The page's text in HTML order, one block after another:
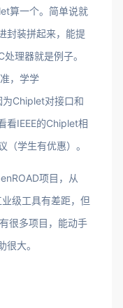
算一个。简单说就
封装拼起来，能提
理器就是例子。
，学学
Chiplet对接口和
看IEEE的Chiplet相
（学生有优惠）。
项目，从
级工具有差距，但
很多项目，能动手
大。